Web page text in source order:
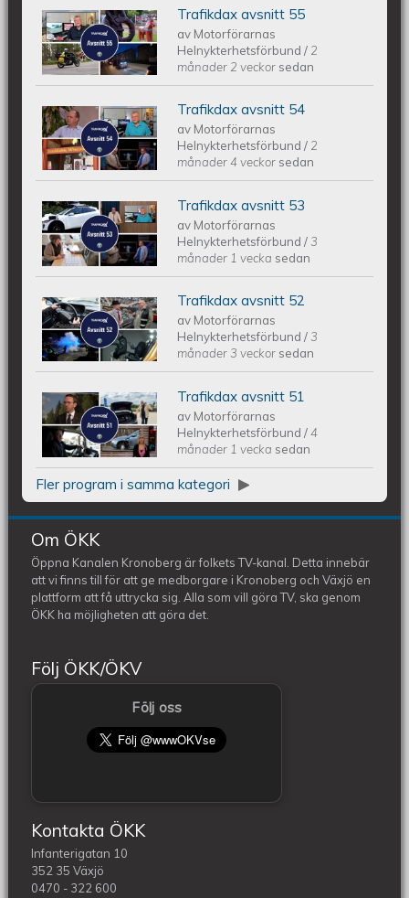
Trafikdax - Avsnitt 55
Trafikdax avsnitt 55
av Motorförarnas
Helnykterhetsförbund/ 2
månader 2 veckor sedan
Trafikdax avsnitt 54
Trafikdax avsnitt 54
av Motorförarnas
Helnykterhetsförbund/ 2
månader 4 veckor sedan
Trafikdax - Avsnitt 53
Trafikdax avsnitt 53
av Motorförarnas
Helnykterhetsförbund/3
månader 1 vecka sedan
Trafikdax - Avsnitt 52
Trafikdax avsnitt 52
av Motorförarnas
Helnykterhetsförbund/3
månader 3 veckor sedan
Trafikdax - Avsnitt 51
Trafikdax avsnitt 51
av Motorförarnas
Helnykterhetsförbund/4
månader 1 vecka sedan
Fler program i samma kategori
Om ÖKK
Öppna Kanalen Kronoberg är folkets TV-kanal. Detta innebär
att vi finns till för att ge medborgare i Kronoberg och Växjö en
plattform att få uttrycka sig. Alla som vill göra TV, ska genom
ÖKK ha möjligheten att göra det.
Följ ÖKK/ÖKV
Följ oss
Kontakta ÖKK
Infanterigatan 10
352 35 Växjö
0470 - 322 600